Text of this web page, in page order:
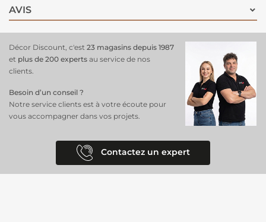
AVIS
Décor Discount, c'est 23 magasins depuis 1987
et plus de 200 experts au service de nos
clients.
Besoin d’un conseil ?
Notre service clients est à votre écoute pour
vous accompagner dans vos projets.
Contactez un expert